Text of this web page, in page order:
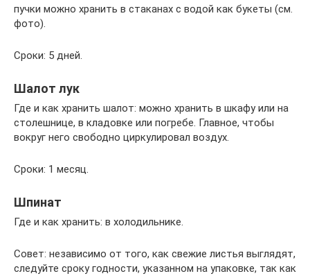
пучки можно хранить в стаканах с водой как букеты (см.
фото).
Сроки: 5 дней.
Шалот лук
Где и как хранить шалот: можно хранить в шкафу или на
столешнице, в кладовке или погребе. Главное, чтобы
вокруг него свободно циркулировал воздух.
Сроки: 1 месяц.
Шпинат
Где и как хранить: в холодильнике.
Совет: независимо от того, как свежие листья выглядят,
следуйте сроку годности, указанном на упаковке, так как